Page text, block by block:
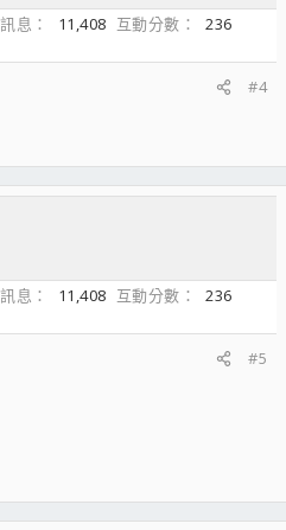
訊息 11,408 互動分數
236
#4
訊息 11,408 互動分數
236
#5